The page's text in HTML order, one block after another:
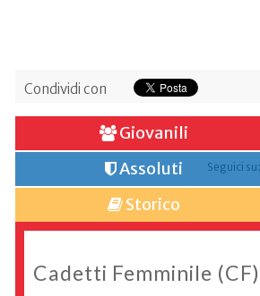
Condividi con
Seguici su:
Giovanili
Assoluti
Storico
Cadetti Femminile (CF)